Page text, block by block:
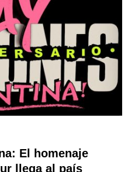
El homenaje
llega al país